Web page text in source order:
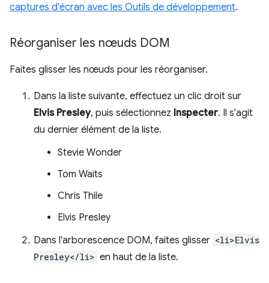
captures d'écran avec les Outils de développement.
Réorganiser les nœuds DOM
Faites glisser les nœuds pour les réorganiser.
Dans la liste suivante, effectuez un clic droit sur
Elvis Presley, puis sélectionnez Inspecter. Il s'agit
du dernier élément de la liste.
Stevie Wonder
Tom Waits
Chris Thile
Elvis Presley
Dans l'arborescence DOM, faites glisser <li>Elvis
Presley</li> en haut de la liste.